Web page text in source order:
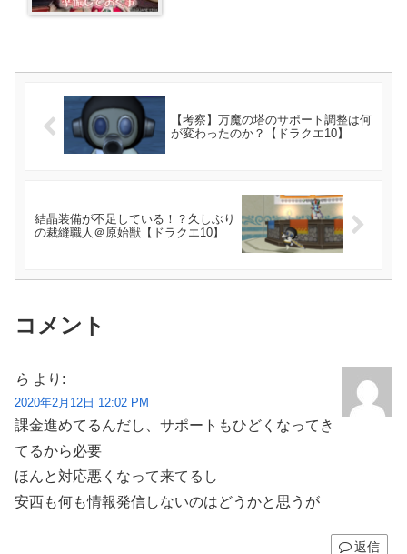
【考察】万魔の塔のサポート調整は何
が変わったのか？【ドラクエ10】
結晶装備が不足している！？久しぶり
の裁縫職人＠原始獣【ドラクエ10】
コメント
ら より:
2020年2月12日 12:02 PM
課金進めてるんだし、サポートもひどくなってき
てるから必要
ほんと対応悪くなって来てるし
安西も何も情報発信しないのはどうかと思うが
返信